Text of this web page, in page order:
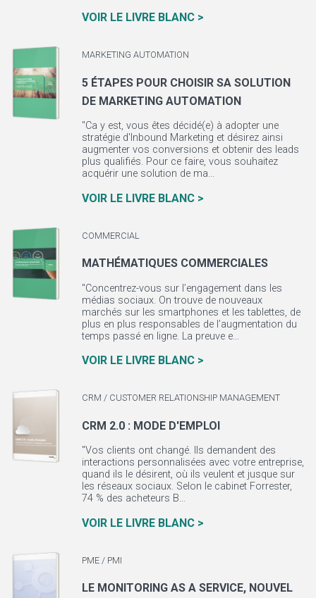
VOIR LE LIVRE BLANC >
MARKETING AUTOMATION
5 ÉTAPES POUR CHOISIR SA SOLUTION
DE MARKETING AUTOMATION
"Ca y est, vous êtes décidé(e) à adopter une
stratégie d'Inbound Marketing et désirez ainsi
augmenter vos conversions et obtenir des leads
plus qualifiés. Pour ce faire, vous souhaitez
acquérir une solution de ma...
VOIR LE LIVRE BLANC >
COMMERCIAL
MATHÉMATIQUES COMMERCIALES
"Concentrez-vous sur l’engagement dans les
médias sociaux. On trouve de nouveaux
marchés sur les smartphones et les tablettes, de
plus en plus responsables de l’augmentation du
temps passé en ligne. La preuve e...
VOIR LE LIVRE BLANC >
CRM / CUSTOMER RELATIONSHIP MANAGEMENT
CRM 2.0 : MODE D'EMPLOI
"Vos clients ont changé. Ils demandent des
interactions personnalisées avec votre entreprise,
quand ils le désirent, où ils veulent et jusque sur
les réseaux sociaux. Selon le cabinet Forrester,
74 % des acheteurs B...
VOIR LE LIVRE BLANC >
PME / PMI
LE MONITORING AS A SERVICE, NOUVEL